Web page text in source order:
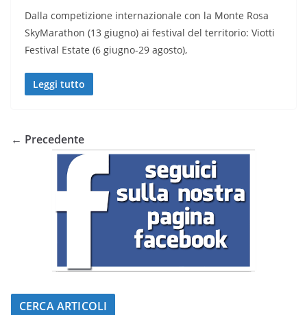
Dalla competizione internazionale con la Monte Rosa
SkyMarathon (13 giugno) ai festival del territorio: Viotti
Festival Estate (6 giugno-29 agosto),
Leggi tutto
← Precedente
CERCA ARTICOLI